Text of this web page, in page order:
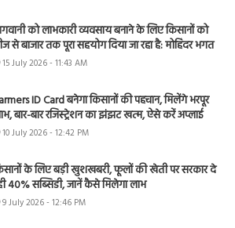
को लाभकारी व्यवसाय बनाने के लिए किसानों को
से बाजार तक पूरा सहयोग दिया जा रहा है: मोहिंदर भगत
15 July 2026 - 11:43 AM
ID Card बनेगा किसानों की पहचान, मिलेंगे भरपूर
बार-बार रजिस्ट्रेशन का झंझट खत्म, ऐसे करें अप्लाई
10 July 2026 - 12:42 PM
के लिए बड़ी खुशखबरी, फूलों की खेती पर सरकार दे
40% सब्सिडी, जानें कैसे मिलेगा लाभ
9 July 2026 - 12:46 PM